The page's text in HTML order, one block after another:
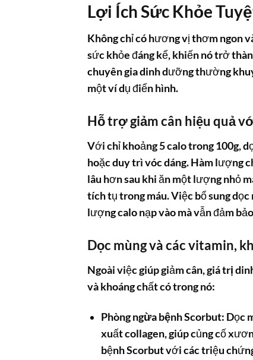
Lợi Ích Sức Khỏe
Không chỉ có hương vị thơm ngon
sức khỏe đáng kể, khiến nó trở
chuyên gia dinh dưỡng thường
một ví dụ điển hình.
Hỗ trợ giảm cân hiệu quả
Với chỉ khoảng 5 calo trong 100g,
hoặc duy trì vóc dáng. Hàm lượng
lâu hơn sau khi ăn một lượng nhỏ
tích tụ trong máu. Việc bổ sung
lượng calo nạp vào mà vẫn đảm
Dọc mùng và các vitamin,
Ngoài việc giúp giảm cân,giá trị
và khoáng chất có trong nó:
Phòng ngừa bệnh Scorbut: Dọc
xuất collagen, giúp củng cố
bệnh Scorbut với các triệu